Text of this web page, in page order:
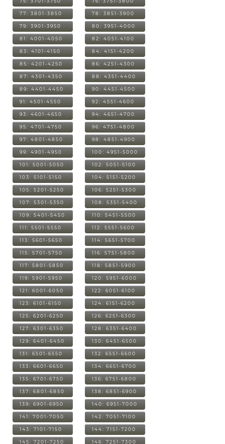
77: 3801-3850 78: 3851-3900
79: 3901-3950 80: 3951-4000
81: 4001-4050 82: 4051-4100
83: 4101-4150 84: 4151-4200
85: 4201-4250 86: 4251-4300
87: 4301-4350 88: 4351-4400
89: 4401-4450 90: 4451-4500
91: 4501-4550 92: 4551-4600
93: 4601-4650 94: 4651-4700
95: 4701-4750 96: 4751-4800
97: 4801-4850 98: 4851-4900
99: 4901-4950 100: 4951-5000
101: 5001-5050 102: 5051-5100
103: 5101-5150 104: 5151-5200
105: 5201-5250 106: 5251-5300
107: 5301-5350 108: 5351-5400
109: 5401-5450 110: 5451-5500
111: 5501-5550 112: 5551-5600
113: 5601-5650 114: 5651-5700
115: 5701-5750 116: 5751-5800
117: 5801-5850 118: 5851-5900
119: 5901-5950 120: 5951-6000
121: 6001-6050 122: 6051-6100
123: 6101-6150 124: 6151-6200
125: 6201-6250 126: 6251-6300
127: 6301-6350 128: 6351-6400
129: 6401-6450 130: 6451-6500
131: 6501-6550 132: 6551-6600
133: 6601-6650 134: 6651-6700
135: 6701-6750 136: 6751-6800
137: 6801-6850 138: 6851-6900
139: 6901-6950 140: 6951-7000
141: 7001-7050 142: 7051-7100
143: 7101-7150 144: 7151-7200
145: 7201-7250 146: 7251-7300